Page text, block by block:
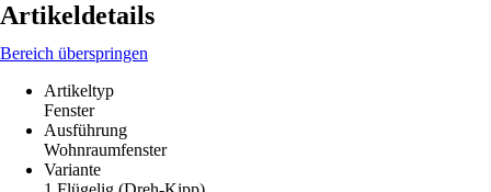
Artikeldetails
Bereich überspringen
Artikeltyp
Fenster
Ausführung
Wohnraumfenster
Variante